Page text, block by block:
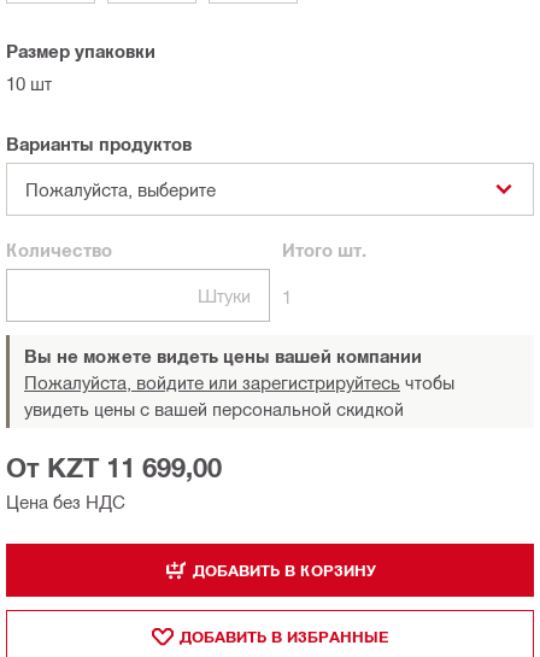
Размер упаковки
10 шт
Варианты продуктов
Пожалуйста, выберите
Количество
Штуки
Итого шт.
1
Вы не можете видеть цены вашей компании
Пожалуйста, войдите или зарегистрируйтесь чтобы
увидеть цены с вашей персональной скидкой
Цена без НДС
От KZT 11 699,00
ДОБАВИТЬ В КОРЗИНУ
ДОБАВИТЬ В ИЗБРАННЫЕ